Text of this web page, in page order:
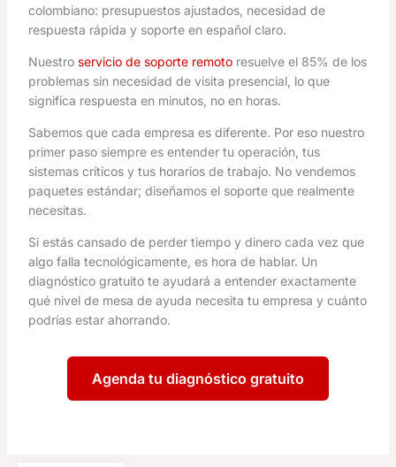
colombiano: presupuestos ajustados, necesidad de
respuesta rápida y soporte en español claro.
Nuestro servicio de soporte remotoresuelve el 85% de los
problemas sin necesidad de visita presencial, lo que
significa respuesta en minutos, no en horas.
Sabemos que cada empresa es diferente. Por eso nuestro
primer paso siempre es entender tu operación, tus
sistemas críticos y tus horarios de trabajo. No vendemos
paquetes estándar; diseñamos el soporte que realmente
necesitas.
Si estás cansado de perder tiempo y dinero cada vez que
algo falla tecnológicamente, es hora de hablar. Un
diagnóstico gratuito te ayudará a entender exactamente
qué nivel de mesa de ayuda necesita tu empresa y cuánto
podrías estar ahorrando.
Agenda tu diagnóstico gratuito